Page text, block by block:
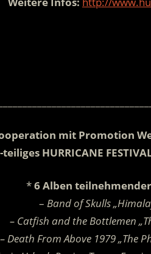
mit Promotion
HURRICANE
*6 Alben
– Band of Skulls
– Catfish and the Bottlemen
– Death From Above 1979 „The